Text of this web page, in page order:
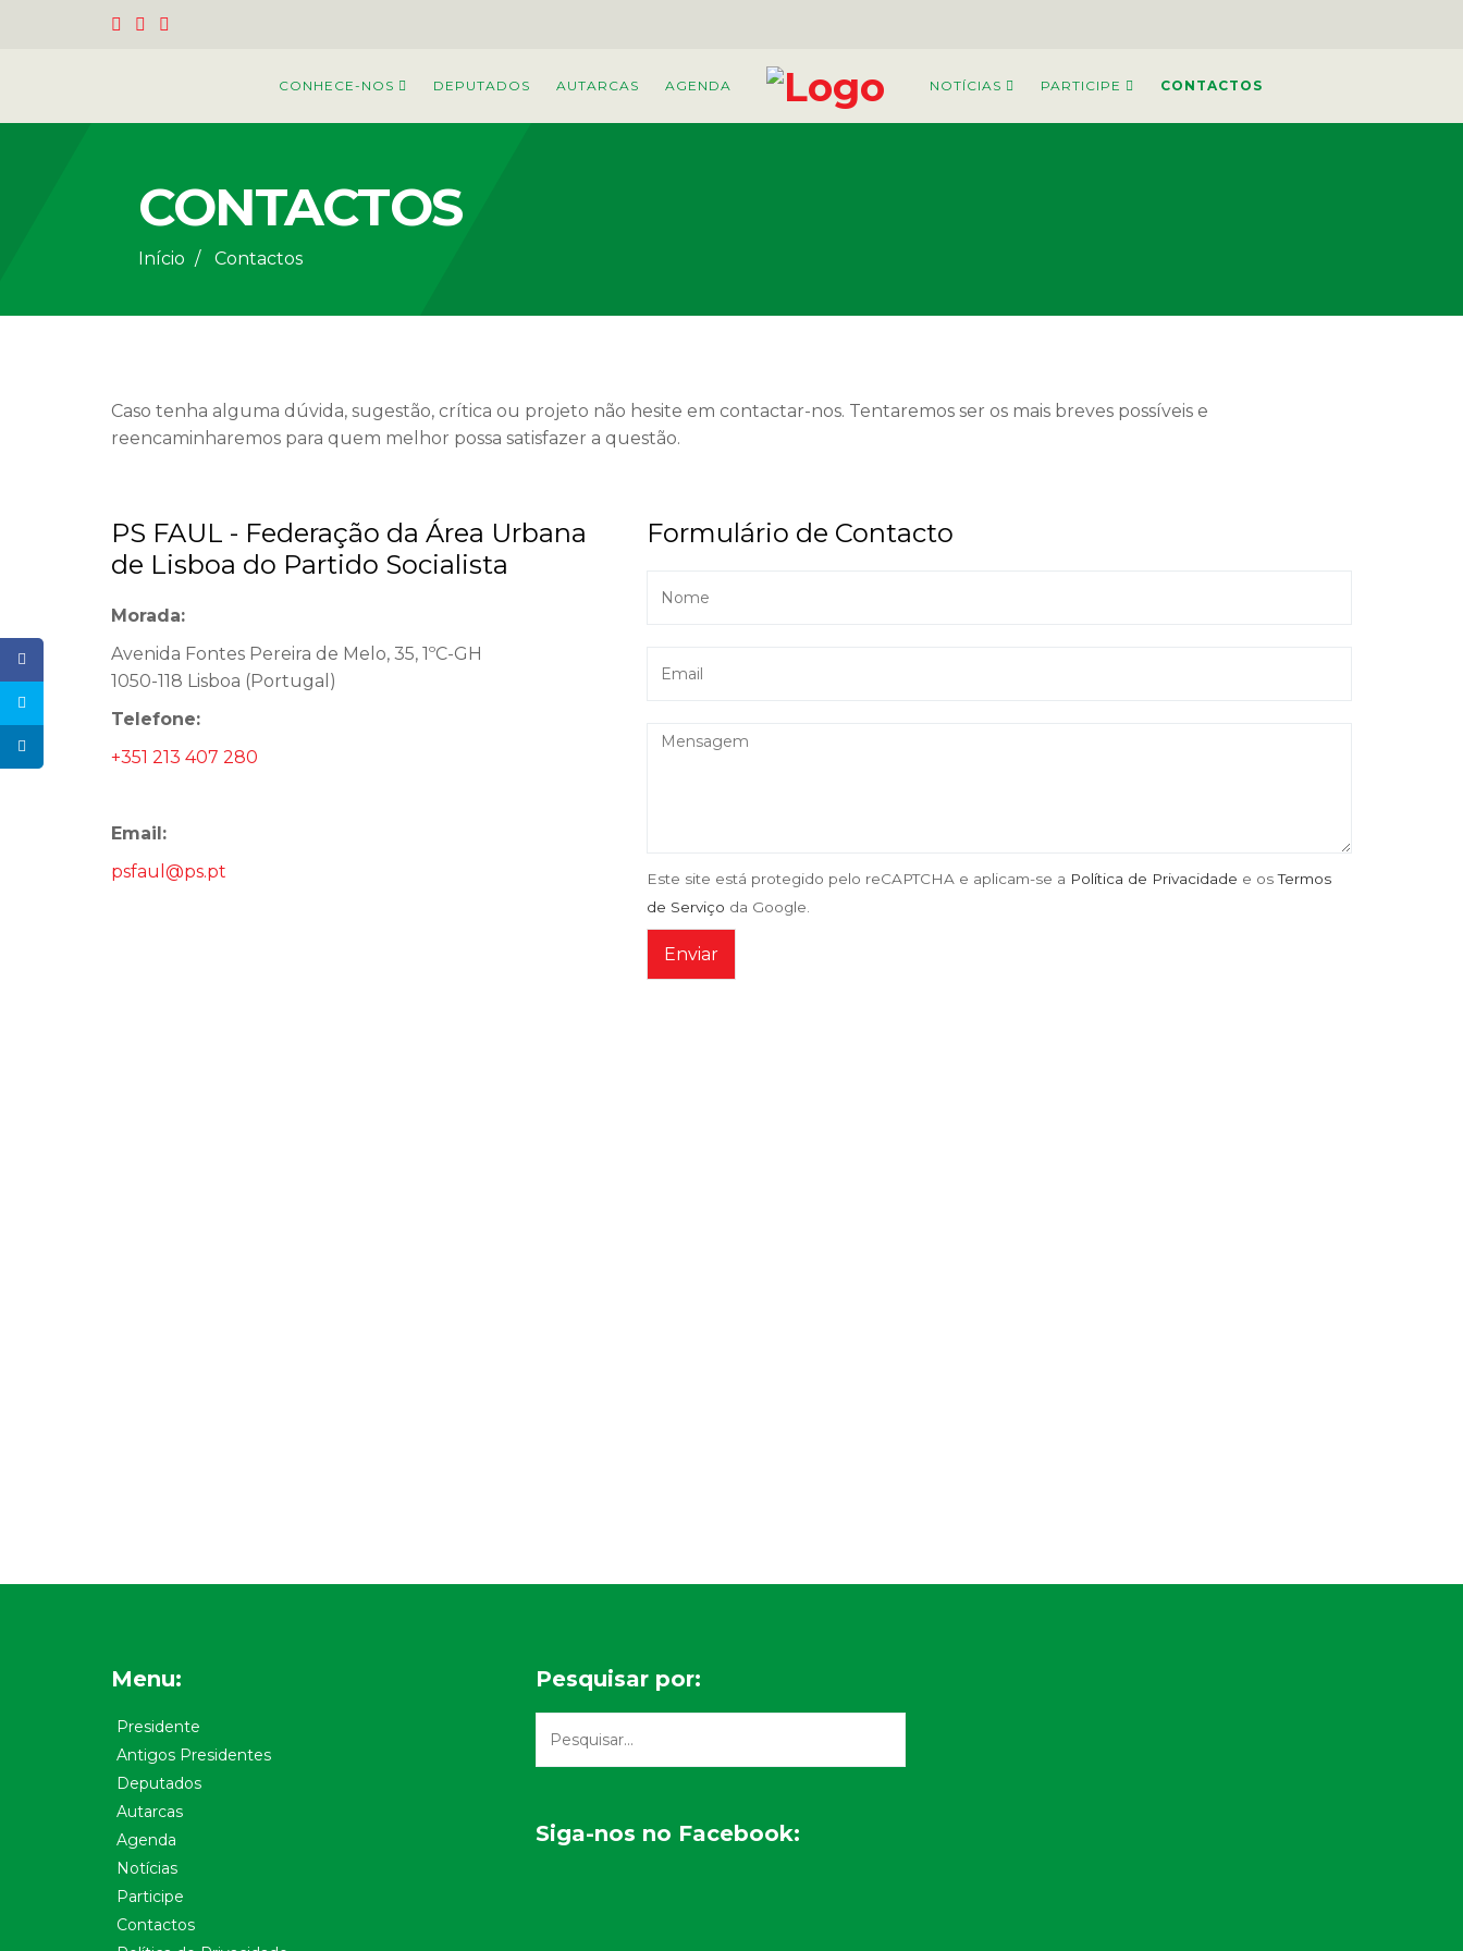
CONHECE-NOS DEPUTADOS AUTARCAS AGENDA NOTÍCIAS PARTICIPE CONTACTOS
CONTACTOS
Início Contactos
Caso tenha alguma dúvida, sugestão, crítica ou projeto não hesite em contactar-nos. Tentaremos ser os mais breves possíveis e
reencaminharemos para quem melhor possa satisfazer a questão.
PS FAUL - Federação da Área Urbana
de Lisboa do Partido Socialista
Morada:
Avenida Fontes Pereira de Melo, 35, 1ºC-GH
1050-118 Lisboa (Portugal)
Telefone:
+351 213 407 280
Email:
psfaul@ps.pt
Formulário de Contacto
Este site está protegido pelo reCAPTCHA e aplicam-se a Política de Privacidade e osTermos
de Serviço da Google.
Menu:
Presidente
Antigos Presidentes
Deputados
Autarcas
Agenda
Notícias
Participe
Contactos
Pesquisar por:
Siga-nos no Facebook: